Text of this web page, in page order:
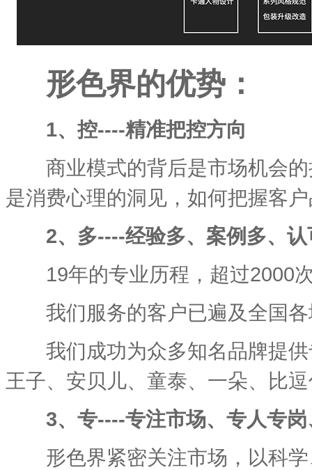
形色界的优势：
1、控----精准把控方向
商业模式的背后是市场机会的
是消费心理的洞见，如何把握客
2、多----经验多、案例多、认
19年的专业历程，超过2000
我们服务的客户已遍及全国各
我们成功为众多知名品牌提供
王子、安贝儿、童泰、一朵、比
3、专----专注市场、专人专
形色界紧密关注市场，以科学